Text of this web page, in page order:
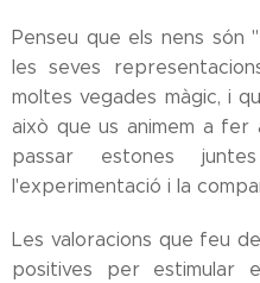
Penseu que els nens
les seves
moltes vegades màgic, i
això que us animem a
passar estones
l'experimentació i la
Les valoracions que feu
positives per estimular